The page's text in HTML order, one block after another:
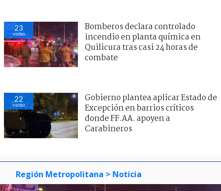
23
visitas
Bomberos declara controlado
incendio en planta química en
Quilicura tras casi 24 horas de
combate
22
visitas
Gobierno plantea aplicar Estado de
Excepción en barrios críticos
donde FF.AA. apoyen a
Carabineros
Región Metropolitana > Noticia